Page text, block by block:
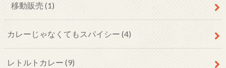
移動販売 (1)
カレーじゃなくてもスパイシー (4)
レトルトカレー (9)